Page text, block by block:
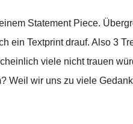
Statement Piece.
ein Textprint drauf. Also 3
viele nicht trauen
Weil wir uns zu viele